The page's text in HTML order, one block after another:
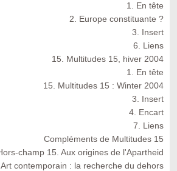
1. En tête
2. Europe constituante ?
3. Insert
6. Liens
15. Multitudes 15, hiver 2004
1. En tête
15. Multitudes 15 : Winter 2004
3. Insert
4. Encart
7. Liens
Compléments de Multitudes 15
champ 15. Aux origines de l'Apartheid
contemporain : la recherche du dehors